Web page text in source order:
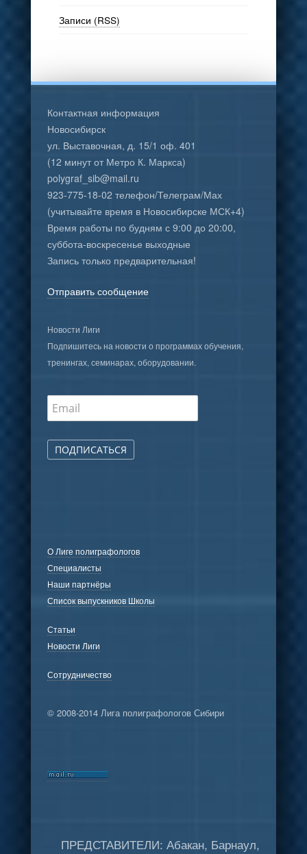
Записи (RSS)
Контактная информация
Новосибирск
ул. Выставочная, д. 15/1 оф. 401
(12 минут от Метро К. Маркса)
polygraf_sib@mail.ru
923-775-18-02 телефон/Телеграм/Мах
(учитывайте время в Новосибирске МСК+4)
Время работы по будням с 9:00 до 20:00,
суббота-воскресенье выходные
Запись только предварительная!
Отправить сообщение
Новости Лиги
Подпишитесь на новости о программах обучения,
тренингах, семинарах, оборудовании.
ПОДПИСАТЬСЯ
О Лиге полиграфологов
Специалисты
Наши партнёры
Список выпускников Школы
Статьи
Новости Лиги
Сотрудничество
© 2008-2014 Лига полиграфологов Сибири
ПРЕДСТАВИТЕЛИ: Абакан, Барнаул,